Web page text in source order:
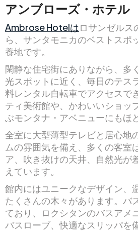
アンブローズ・ホテル
Ambrose Hotelはロサンゼルス
ら、サンタモニカのベストスポ
養地です。
閑静な住宅街にありながら、多
光スポットに近く、毎日のテス
料レンタル自転車でアクセスで
ティ美術館や、かわいいショッ
ぶモンタナ・アベニューにもほ
全室に大型薄型テレビと居心地
ムの雰囲気を備え、多くの客室
ア、吹き抜けの天井、自然光が
えています。
館内にはユニークなデザイン、
たくさんの木々があります。バ
ており、ロクシタンのバスアメ
バスローブ、快適なスリッパを